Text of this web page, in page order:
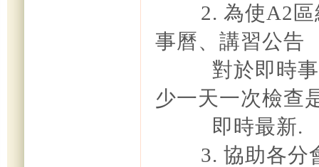
2. 為使A2
事曆、講習公告
對於即時
少一天一次檢查
即時最新.
3. 協助各分